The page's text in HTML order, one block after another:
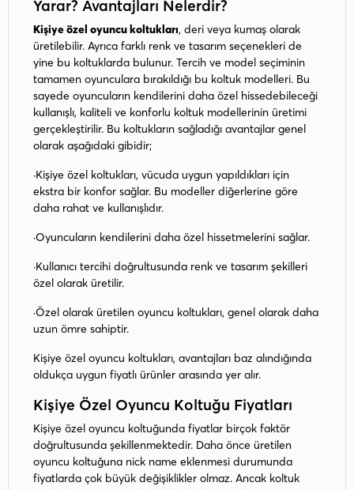
Yarar? Avantajları Nelerdir?
Kişiye özel oyuncu koltukları, deri veya kumaş olarak
üretilebilir. Ayrıca farklı renk ve tasarım seçenekleri de
yine bu koltuklarda bulunur. Tercih ve model seçiminin
tamamen oyunculara bırakıldığı bu koltuk modelleri. Bu
sayede oyuncuların kendilerini daha özel hissedebileceği
kullanışlı, kaliteli ve konforlu koltuk modellerinin üretimi
gerçekleştirilir. Bu koltukların sağladığı avantajlar genel
olarak aşağıdaki gibidir;
·Kişiye özel koltukları, vücuda uygun yapıldıkları için
ekstra bir konfor sağlar. Bu modeller diğerlerine göre
daha rahat ve kullanışlıdır.
·Oyuncuların kendilerini daha özel hissetmelerini sağlar.
·Kullanıcı tercihi doğrultusunda renk ve tasarım şekilleri
özel olarak üretilir.
·Özel olarak üretilen oyuncu koltukları, genel olarak daha
uzun ömre sahiptir.
Kişiye özel oyuncu koltukları, avantajları baz alındığında
oldukça uygun fiyatlı ürünler arasında yer alır.
Kişiye Özel Oyuncu Koltuğu Fiyatları
Kişiye özel oyuncu koltuğunda fiyatlar birçok faktör
doğrultusunda şekillenmektedir. Daha önce üretilen
oyuncu koltuğuna nick name eklenmesi durumunda
fiyatlarda çok büyük değişiklikler olmaz. Ancak koltuk